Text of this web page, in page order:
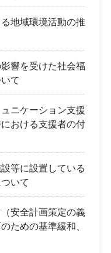
地域環境活動の推
響を受けた社会福
て
ニケーション支援
おける支援者の付
等に設置している
いて
安全計画策定の義
ための基準緩和、